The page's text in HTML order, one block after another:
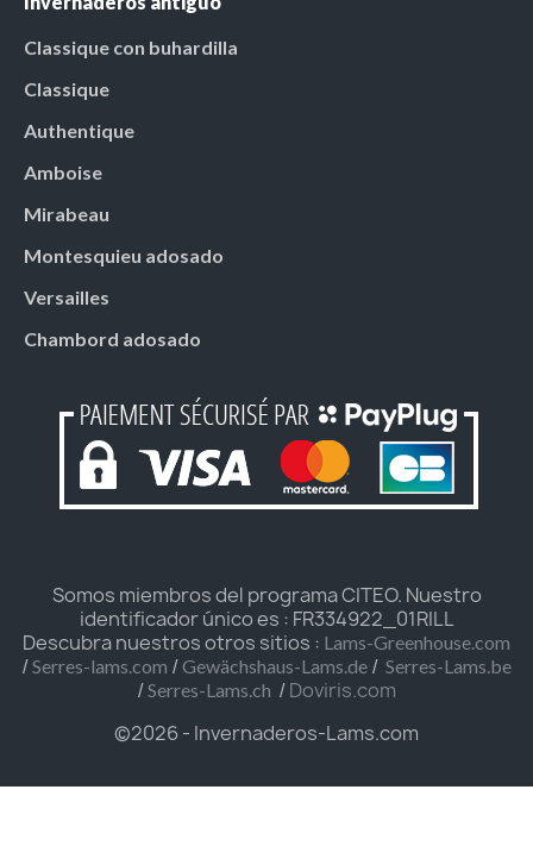
Classique con buhardilla
Classique
Authentique
Amboise
Mirabeau
Montesquieu adosado
Versailles
Chambord adosado
Somos miembros del programa CITEO. Nuestro
identificador único es : FR334922_01RILL
Descubra nuestros otros sitios : Lams-Greenhouse.com
/Serres-lams.com /Gewächshaus-Lams.de / Serres-Lams.be
/Serres-Lams.ch /Doviris.com
©2026 - Invernaderos-Lams.com